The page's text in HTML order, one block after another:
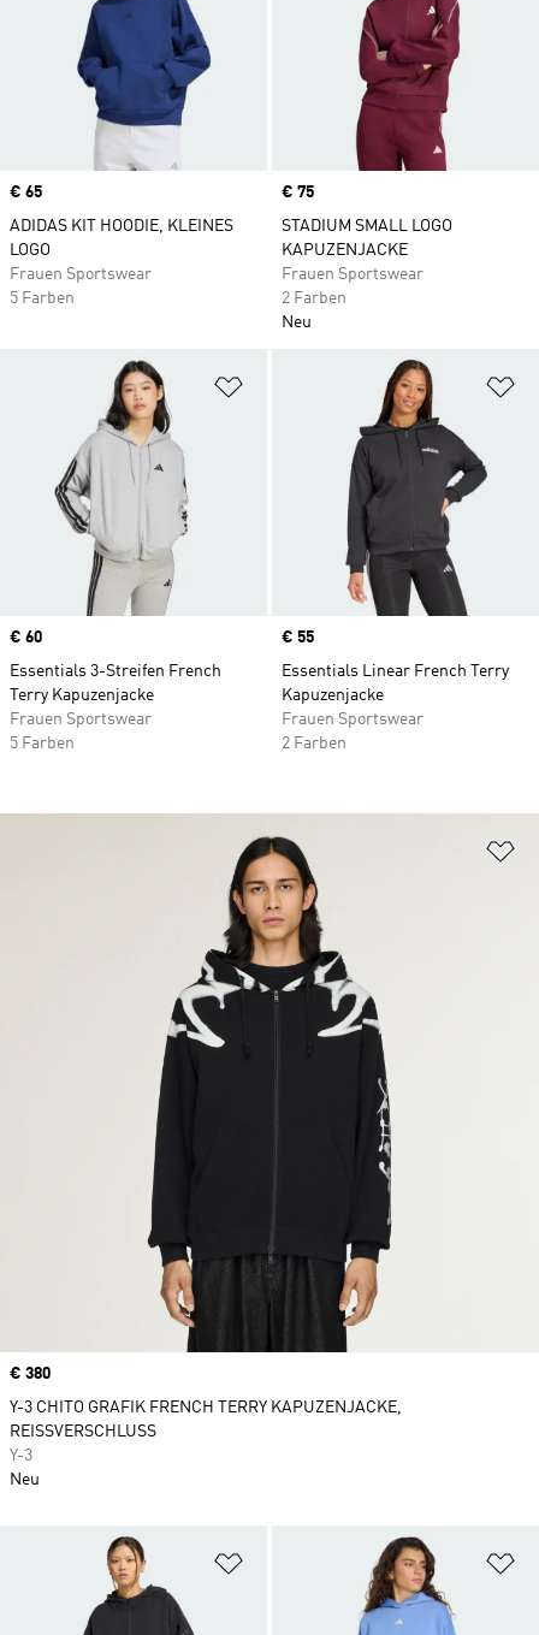
Price
€ 65
ADIDAS KIT HOODIE, KLEINES
LOGO
Frauen Sportswear
5 Farben
Price
€ 75
STADIUM SMALL LOGO
KAPUZENJACKE
Frauen Sportswear
2 Farben
Neu
Zur Wunschliste hinzufügen
Price
€ 60
Essentials 3-Streifen French
Terry Kapuzenjacke
Frauen Sportswear
5 Farben
Price
€ 55
Essentials Linear French Terry
Kapuzenjacke
Frauen Sportswear
2 Farben
Zur Wunschliste hinzufügen
Price
€ 380
Y-3 CHITO GRAFIK FRENCH TERRY KAPUZENJACKE,
REISSVERSCHLUSS
Y-3
Neu